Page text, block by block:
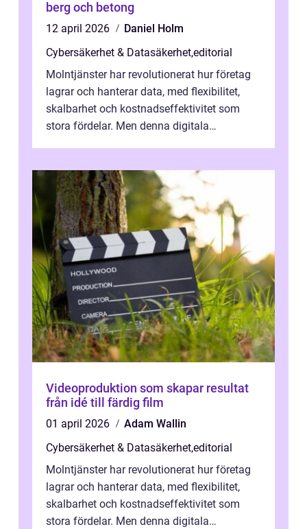
berg och betong
12 april 2026
Daniel Holm
Cybersäkerhet & Datasäkerhet,editorial
Molntjänster har revolutionerat hur företag
lagrar och hanterar data, med flexibilitet,
skalbarhet och kostnadseffektivitet som
stora fördelar. Men denna digitala
Videoproduktion som skapar resultat
från idé till färdig film
01 april 2026
Adam Wallin
Cybersäkerhet & Datasäkerhet,editorial
Molntjänster har revolutionerat hur företag
lagrar och hanterar data, med flexibilitet,
skalbarhet och kostnadseffektivitet som
stora fördelar. Men denna digitala